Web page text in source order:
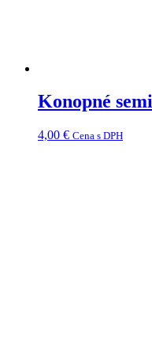
Konopné
4,00 € Cena s DPH